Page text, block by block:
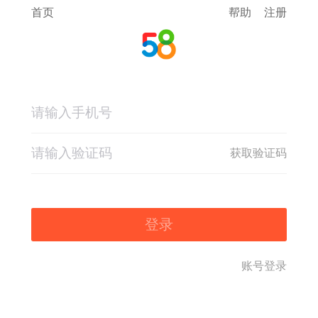
首页 帮助 注册
获取验证码
登录
账号登录